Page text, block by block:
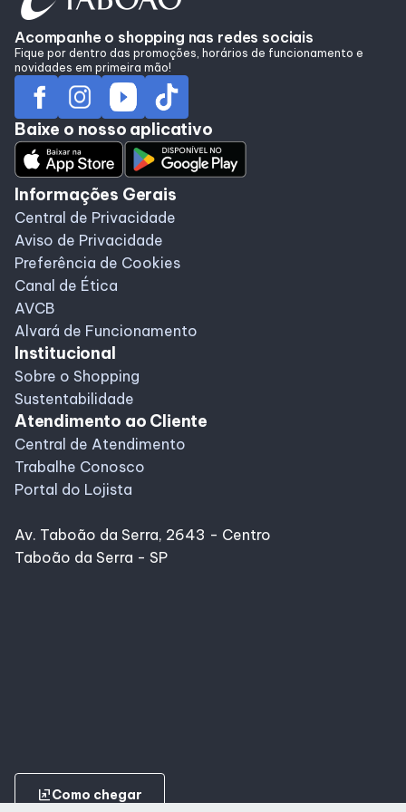
Acompanhe o shopping nas redes sociais
Fique por dentro das promoções, horários de funcionamento e
novidades em primeira mão!
Baixe o nosso aplicativo
Informações Gerais
Central de Privacidade
Aviso de Privacidade
Preferência de Cookies
Canal de Ética
AVCB
Alvará de Funcionamento
Institucional
Sobre o Shopping
Sustentabilidade
Atendimento ao Cliente
Central de Atendimento
Trabalhe Conosco
Portal do Lojista
Av. Taboão da Serra, 2643 - Centro
Taboão da Serra - SP
ungroupComo chegar